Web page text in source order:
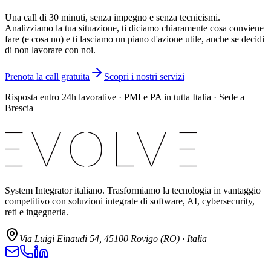
Una call di 30 minuti, senza impegno e senza tecnicismi.
Analizziamo la tua situazione, ti diciamo chiaramente cosa conviene
fare (e cosa no) e ti lasciamo un piano d'azione utile, anche se decidi
di non lavorare con noi.
Prenota la call gratuita
Scopri i nostri servizi
Risposta entro 24h lavorative · PMI e PA in tutta Italia · Sede a
Brescia
System Integrator italiano. Trasformiamo la tecnologia in vantaggio
competitivo con soluzioni integrate di software, AI, cybersecurity,
reti e ingegneria.
Via Luigi Einaudi 54, 45100 Rovigo (RO) · Italia